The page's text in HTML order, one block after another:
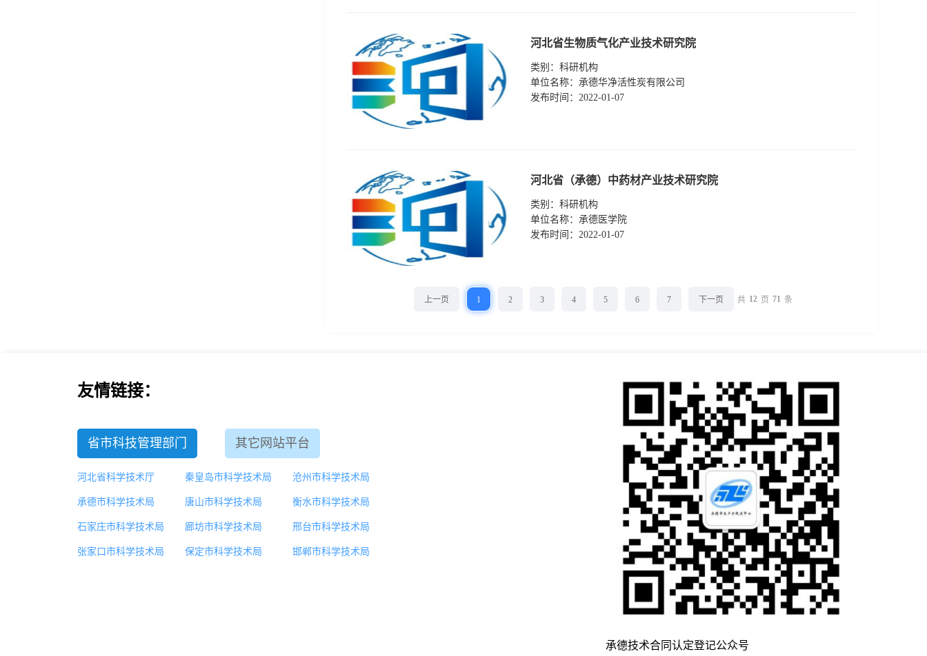
河北省生物质气化产业技术研究院
类别： 科研机构
单位名称： 承德华净活性炭有限公司
发布时间： 2022-01-07
河北省（承德）中药材产业技术研究院
类别： 科研机构
单位名称： 承德医学院
发布时间： 2022-01-07
上一页 1 2 3 4 5 6 7 下一页 共 12 页 71 条
友情链接：
省市科技管理部门 其它网站平台
河北省科学技术厅
承德市科学技术局
石家庄市科学技术局
张家口市科学技术局
秦皇岛市科学技术局
唐山市科学技术局
廊坊市科学技术局
保定市科学技术局
沧州市科学技术局
衡水市科学技术局
邢台市科学技术局
邯郸市科学技术局
承德技术合同认定登记公众号